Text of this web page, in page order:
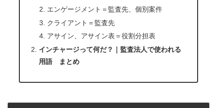
エンゲージメント＝監査先、個別案件
クライアント＝監査先
アサイン、アサイン表＝役割分担表
インチャージって何だ？｜監査法人で使われる
用語 まとめ